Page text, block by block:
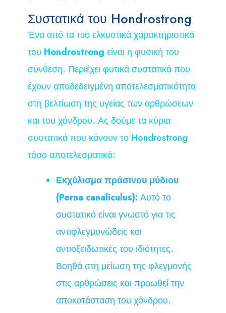
Συστατικά του Hondrostrong
Ένα από τα πιο ελκυστικά χαρακτηριστικά
του Hondrostrong είναι η φυσική του
σύνθεση. Περιέχει φυτικά συστατικά που
έχουν αποδεδειγμένη αποτελεσματικότητα
στη βελτίωση της υγείας των αρθρώσεων
και του χόνδρου. Ας δούμε τα κύρια
συστατικά που κάνουν το Hondrostrong
τόσο αποτελεσματικό:
Εκχύλισμα πράσινου μύδιου
(Perna canaliculus): Αυτό το
συστατικό είναι γνωστό για τις
αντιφλεγμονώδεις και
αντιοξειδωτικές του ιδιότητες.
Βοηθά στη μείωση της φλεγμονής
στις αρθρώσεις και προωθεί την
αποκατάσταση του χόνδρου.